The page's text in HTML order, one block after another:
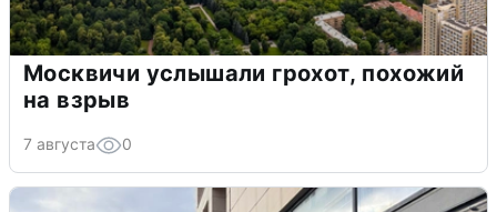
Москвичи услышали грохот, похожий
на взрыв
7 августа 0